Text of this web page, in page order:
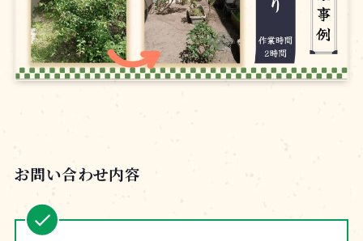
お問い合わせ内容